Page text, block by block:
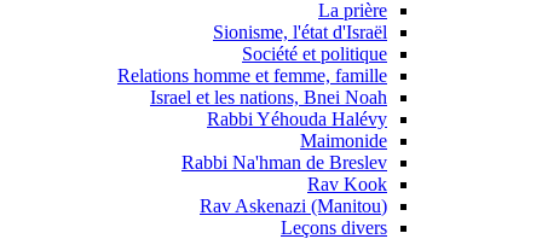
La prière
Sionisme, l'état d'Israël
Société et politique
Relations homme et femme, famille
Israel et les nations, Bnei Noah
Rabbi Yéhouda Halévy
Maimonide
Rabbi Na'hman de Breslev
Rav Kook
(Rav Askenazi (Manitou
Leçons divers